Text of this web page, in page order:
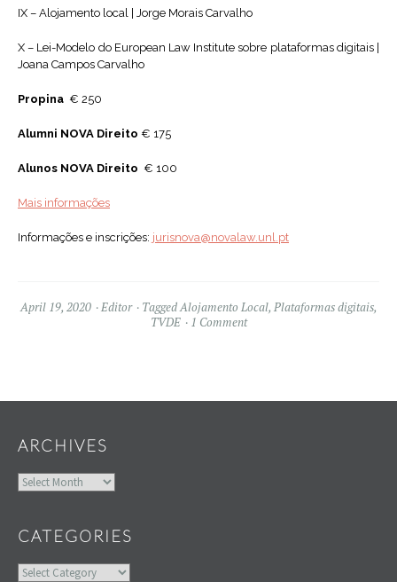
IX – Alojamento local | Jorge Morais Carvalho
X – Lei-Modelo do European Law Institute sobre plataformas digitais |
Joana Campos Carvalho
Propina € 250
Alumni NOVA Direito € 175
Alunos NOVA Direito € 100
Mais informações
Informações e inscrições: jurisnova@novalaw.unl.pt
April 19, 2020 Editor TaggedAlojamento Local, Plataformas digitais,
TVDE
1 Comment
ARCHIVES
Archives
CATEGORIES
Categories